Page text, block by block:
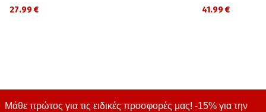
27.99 € 41.99 €
Μάθε πρώτος για τις ειδικές προσφορές μας! -15% για την